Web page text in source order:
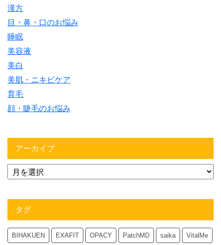
漢方
目・鼻・口のお悩み
睡眠
美容液
美白
美肌・ニキビケア
育毛
顔・睫毛のお悩み
アーカイブ
タグ
BIHAKUEN EXAFIT OPACY PatchMD saika VitalMe